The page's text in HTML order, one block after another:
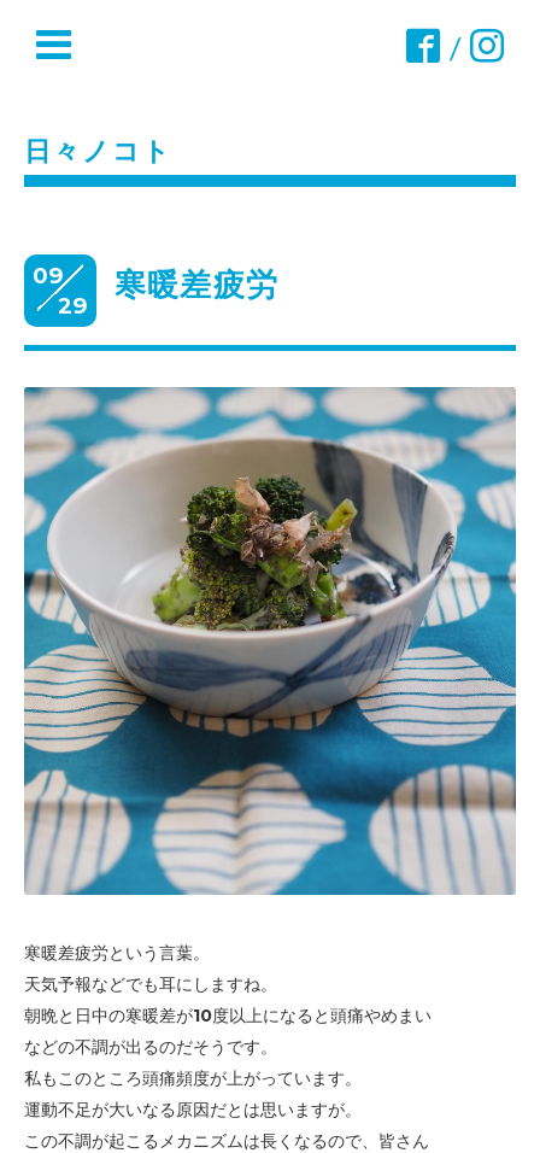
/
日々ノコト
09
29
寒暖差疲労
寒暖差疲労という言葉。
天気予報などでも耳にしますね。
朝晩と日中の寒暖差が10度以上になると頭痛やめまい
などの不調が出るのだそうです。
私もこのところ頭痛頻度が上がっています。
運動不足が大いなる原因だとは思いますが。
この不調が起こるメカニズムは長くなるので、皆さん